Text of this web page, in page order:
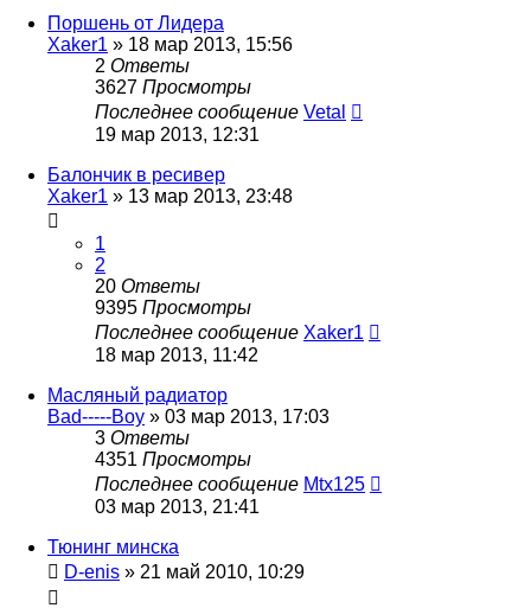
Поршень от Лидера
Xaker1 » 18 мар 2013, 15:56
2 Ответы
3627 Просмотры
Последнее сообщение Vetal
19 мар 2013, 12:31
Балончик в ресивер
Xaker1 » 13 мар 2013, 23:48
1
2
20 Ответы
9395 Просмотры
Последнее сообщение Xaker1
18 мар 2013, 11:42
Масляный радиатор
Bad-----Boy » 03 мар 2013, 17:03
3 Ответы
4351 Просмотры
Последнее сообщение Mtx125
03 мар 2013, 21:41
Тюнинг минска
D-enis » 21 май 2010, 10:29